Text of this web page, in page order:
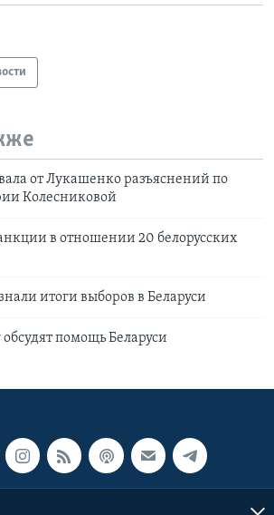
от Лукашенко разъяснений по
Колесниковой
в отношении 20 белорусских
итоги выборов в Беларуси
помощь Беларуси